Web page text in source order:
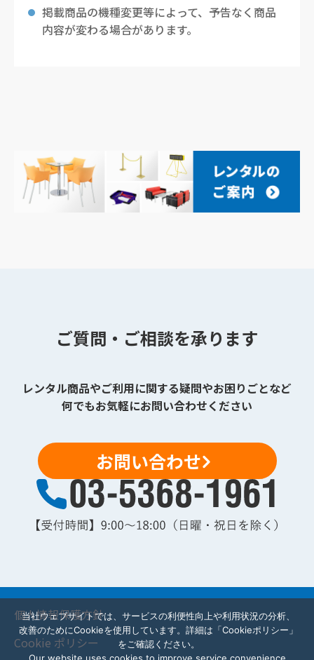
掲載商品の機種変更等によって、予告なく商品
内容が変わる場合があります。
ご質問・ご相談を承ります
レンタル商品やご利用に関する疑問やお困りごとなど
何でもお気軽にお問い合わせください
お問い合わせ
個人情報保護方針
Cookie ポリシー
当社ウェブサイトでは、サービスの利便性向上や利用状況の分析、
改善のためにCookieを使用しています。詳細は「Cookieポリシー」
をご確認ください。